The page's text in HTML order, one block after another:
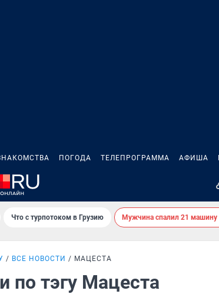
ПОГОДА ТЕЛЕПРОГРАММА АФИША
Что с турпотоком в Грузию Мужчина спалил 21
ВСЕ НОВОСТИ МАЦЕСТА
по тэгу Мацеста